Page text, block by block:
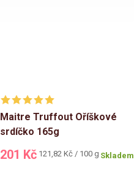
Maitre Truffout Oříškové
srdíčko 165g
201 Kč Měrná
121,82 Kč / 100 g Skladem